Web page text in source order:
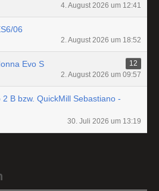
4. August 2026 um 12:41
06
2. August 2026 um 18:52
Evo S
12
2. August 2026 um 09:57
B bzw. QuickMill Sebastiano -
30. Juli 2026 um 13:19